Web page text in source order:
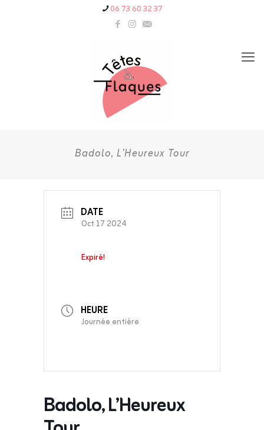
06 73 60 32 37
Badolo, L’Heureux Tour
DATE
Oct 17 2024
Expiré!
HEURE
Journée entière
Badolo, L’Heureux